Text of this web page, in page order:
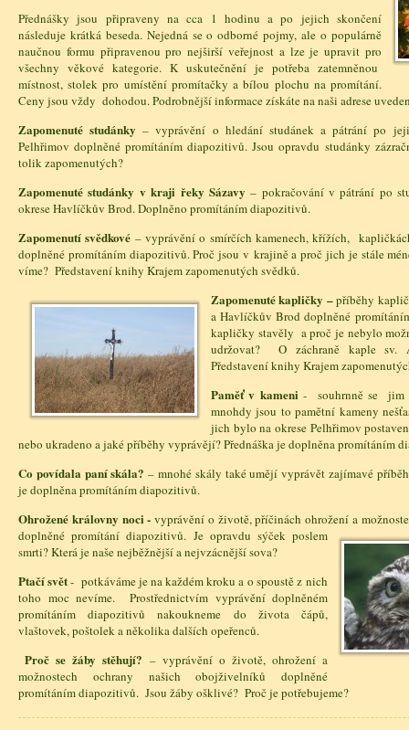
Přednášky jsou připraveny na cca 1 hodinu a po jejich skončení
následuje krátká beseda. Nejedná se o odborné pojmy, ale o populárně
naučnou formu připravenou pro nejširší veřejnost a lze je upravit pro
všechny věkové kategorie. K uskutečnění je potřeba zatemněnou
místnost, stolek pro umístění promítačky a bílou plochu na promítání.
Ceny jsou vždy dohodou. Podrobnější informace získáte na naši adrese
Zapomenuté studánky – vyprávění o hledání studánek a pátrání po
Pelhřimov doplněné promítáním diapozitivů. Jsou opravdu studánky
tolik zapomenutých?
Zapomenuté studánky v kraji řeky Sázavy – pokračování v pátrání po
okrese Havlíčkův Brod. Doplněno promítáním diapozitivů.
Zapomenutí svědkové – vyprávění o smírčích kamenech, křížích,
doplněné promítáním diapozitivů. Proč jsou v krajině a proč jich je stále
víme? Představení knihy Krajem zapomenutých svědků.
Zapomenuté kapličky –příběhy
a Havlíčkův Brod doplněné
kapličky stavěly a proč je nebylo
udržovat? O záchraně kaple sv.
Představení knihy Krajem
Paměť v kameni - souhrnně se jim
mnohdy jsou to pamětní kameny
jich bylo na okrese Pelhřimov
nebo ukradeno a jaké příběhy vyprávějí? Přednáška je doplněna promítáním
Co povídala paní skála? – mnohé skály také umějí vyprávět zajímavé
je doplněna promítáním diapozitivů.
Ohrožené královny noci -vyprávění o životě, příčinách ohrožení a možn
doplněné promítání diapozitivů. Je opravdu sýček poslem
smrti? Která je naše nejběžnější a nejvzácnější sova?
Ptačí svět- potkáváme je na každém kroku a o spoustě z nich
toho moc nevíme. Prostřednictvím vyprávění doplněném
promítáním diapozitivů nakoukneme do života čápů,
vlaštovek, poštolek a několika dalších opeřenců.
Proč se žáby stěhují? – vyprávění o životě, ohrožení a
možnostech ochrany našich obojživelníků doplněné
promítáním diapozitivů. Jsou žáby ošklivé? Proč je potřebujeme?